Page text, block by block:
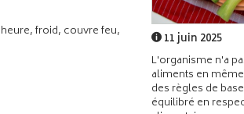
froid, couvre feu,
11 juin 2025
L'organisme n'a
aliments en
des règles de
équilibré en